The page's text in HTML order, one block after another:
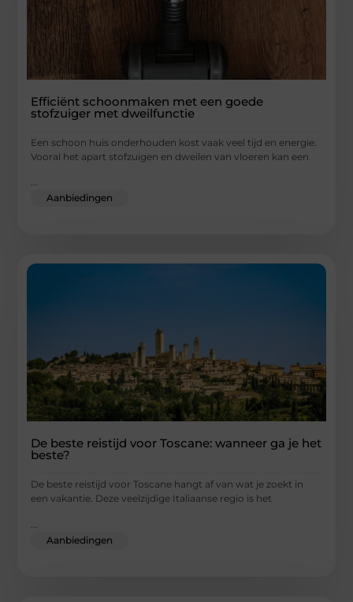
Efficiënt schoonmaken met een goede
stofzuiger met dweilfunctie
Een schoon huis onderhouden kost vaak veel tijd en energie.
Vooral het apart stofzuigen en dweilen van vloeren kan een
...
Aanbiedingen
De beste reistijd voor Toscane: wanneer ga je het
beste?
De beste reistijd voor Toscane hangt af van wat je zoekt in
een vakantie. Deze veelzijdige Italiaanse regio is het
Aanbiedingen